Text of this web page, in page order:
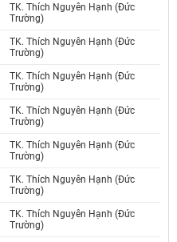
TK. Thích Nguyên Hạnh (Đức
Trường)
TK. Thích Nguyên Hạnh (Đức
Trường)
TK. Thích Nguyên Hạnh (Đức
Trường)
TK. Thích Nguyên Hạnh (Đức
Trường)
TK. Thích Nguyên Hạnh (Đức
Trường)
TK. Thích Nguyên Hạnh (Đức
Trường)
TK. Thích Nguyên Hạnh (Đức
Trường)